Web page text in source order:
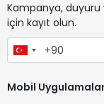
Kampanya,
için kayıt olun.
Mobil